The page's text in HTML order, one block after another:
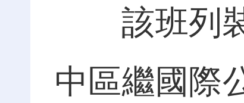
該班列裝
中區繼國際